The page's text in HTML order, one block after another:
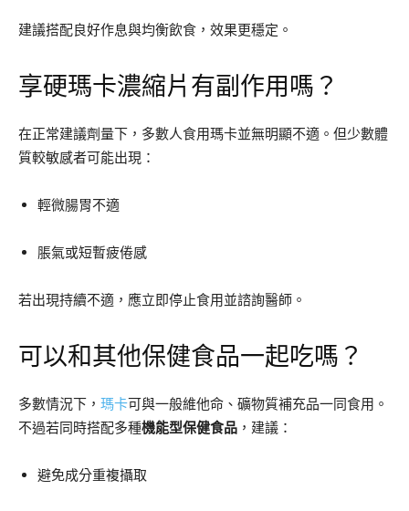
建議搭配良好作息與均衡飲食，效果更穩定。
享硬瑪卡濃縮片有副作用嗎？
在正常建議劑量下，多數人食用瑪卡並無明顯不適。但少數體
質較敏感者可能出現：
輕微腸胃不適
脹氣或短暫疲倦感
若出現持續不適，應立即停止食用並諮詢醫師。
可以和其他保健食品一起吃嗎？
多數情況下， 瑪卡可與一般維他命、礦物質補充品一同食用。
不過若同時搭配多種機能型保健食品 ，建議：
避免成分重複攝取